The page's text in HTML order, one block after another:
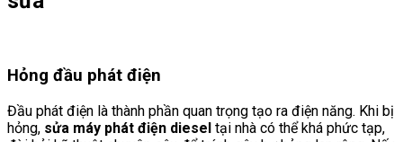
Hỏng đầu phát điện
Đầu phát điện là thành phần quan trọng tạo ra điện năng. Khi bị
hỏng, sửa máy phát điện diesel tại nhà có thể khá phức tạp,